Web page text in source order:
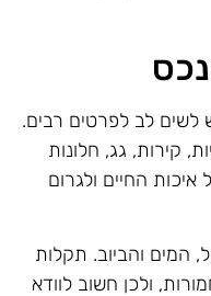
לב לפרטים רבים.
קירות, גג, חלונות
החיים ולגרום
והביוב. תקלות
ולכן חשוב לוודא